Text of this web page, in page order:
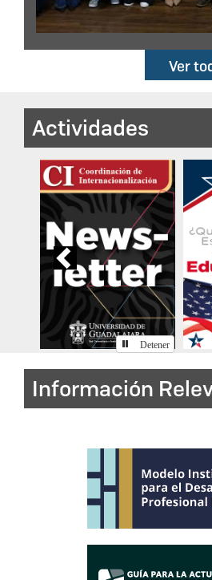
Ver
Actividades
Previous
Detener
Información
Programa
Actualización